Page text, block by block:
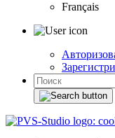
Français